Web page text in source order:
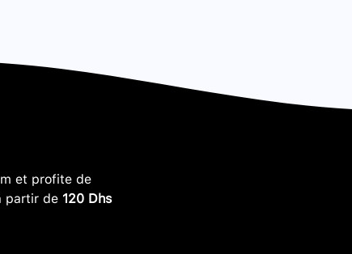
et profite de
partir de 120 Dhs